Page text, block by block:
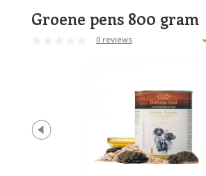
Groene pens 800 gram
0 reviews